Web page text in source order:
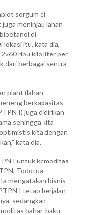
sorgum di
meninjau lahan
di
lokasi itu, kata dia,
2x60 ribu kilo liter per
dari berbagai sentra
plant (lahan
berkapasitas
I) juga didirikan
sehingga kita
kita dengan
kata dia.
I untuk komoditas
Todotua
mengatakan bisnis
I tetap berjalan
sedangkan
bahan baku